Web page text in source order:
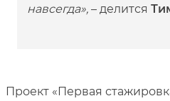
навсегда», – делится
Проект «Первая